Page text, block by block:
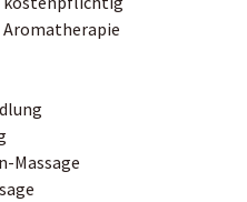
Aromatherapie
Massage